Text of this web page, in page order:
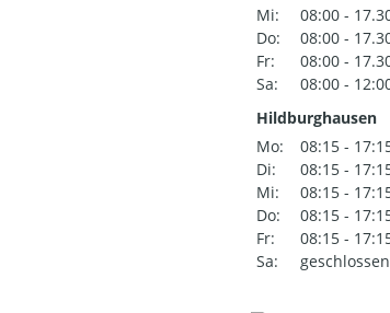
Mi:
08:00 -
Do:
08:00 -
Fr:
08:00 -
Sa:
08:00 -
Hildburghausen
Mo:
08:15 -
Di:
08:15 -
Mi:
08:15 -
Do:
08:15 -
Fr:
08:15 -
Sa:
geschlossen